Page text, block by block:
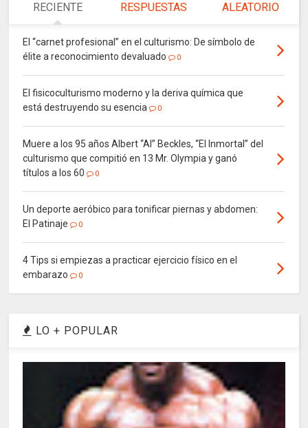
RECIENTE RESPUESTAS ALEATORIO
El “carnet profesional” en el culturismo: De símbolo de
élite a reconocimiento devaluado
0
El fisicoculturismo moderno y la deriva química que
está destruyendo su esencia
0
Muere a los 95 años Albert “Al” Beckles, “El Inmortal” del
culturismo que compitió en 13 Mr. Olympia y ganó
títulos a los 60
0
Un deporte aeróbico para tonificar piernas y abdomen:
El Patinaje
0
4 Tips si empiezas a practicar ejercicio físico en el
embarazo
0
LO + POPULAR